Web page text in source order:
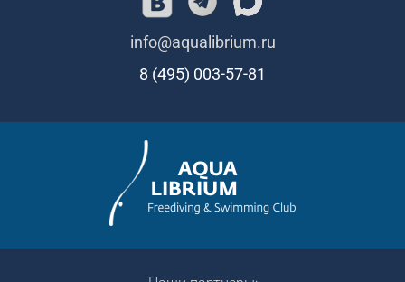
info@aqualibrium.ru
8 (495) 003-57-81